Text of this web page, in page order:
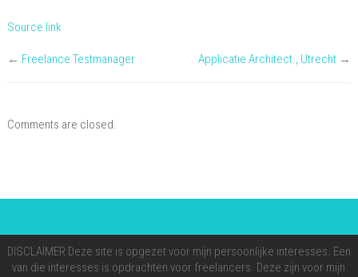
Source link
← Freelance Testmanager Applicatie Architect., Utrecht →
Comments are closed.
DISCLAIMER Deze site is opgezet voor mijn persoonlijke interesses. Een
van die interesses is opdrachten voor freelancers. Deze zijn voor mijn